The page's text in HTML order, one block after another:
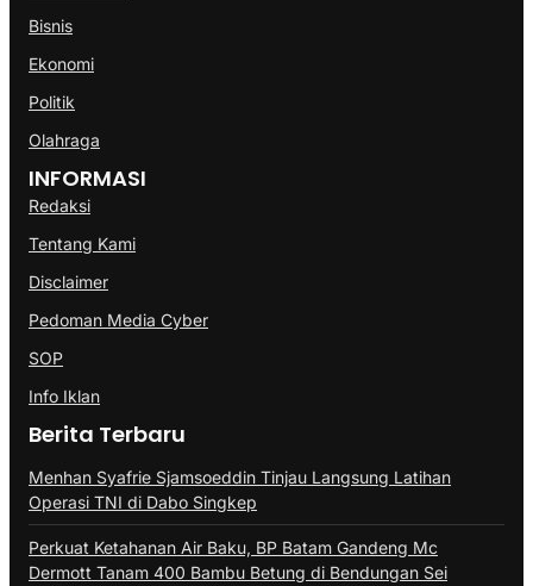
Bisnis
Ekonomi
Politik
Olahraga
INFORMASI
Redaksi
Tentang Kami
Disclaimer
Pedoman Media Cyber
SOP
Info Iklan
Berita Terbaru
Menhan Syafrie Sjamsoeddin Tinjau Langsung Latihan
Operasi TNI di Dabo Singkep
Perkuat Ketahanan Air Baku, BP Batam Gandeng Mc
Dermott Tanam 400 Bambu Betung di Bendungan Sei